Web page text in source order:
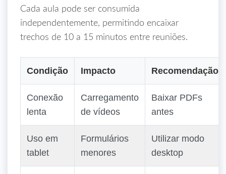
Cada aula pode ser consumida
independentemente, permitindo encaixar
trechos de 10 a 15 minutos entre reuniões.
Condição Impacto Recomendação
Conexão
lenta
Carregamento
de vídeos
Baixar PDFs
antes
Uso em
tablet
Formulários
menores
Utilizar modo
desktop